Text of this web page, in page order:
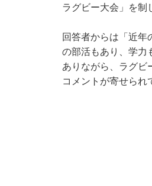
ラグビー大会」を制
回答者からは「近年
の部活もあり、学力
ありながら、ラグビ
コメントが寄せられ